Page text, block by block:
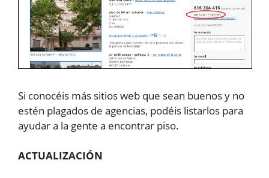
Si conocéis más sitios web que sean buenos y no
estén plagados de agencias, podéis listarlos para
ayudar a la gente a encontrar piso.
ACTUALIZACIÓN